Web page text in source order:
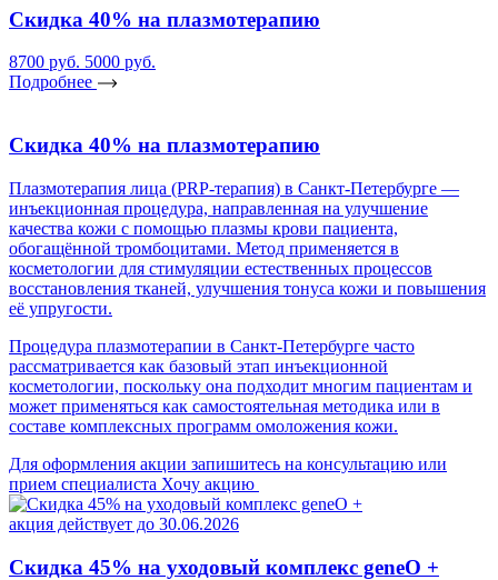
Скидка 40% на плазмотерапию
8700 руб. 5000 руб.
Подробнее
Скидка 40% на плазмотерапию
Плазмотерапия лица (PRP-терапия) в Санкт-Петербурге —
инъекционная процедура, направленная на улучшение
качества кожи с помощью плазмы крови пациента,
обогащённой тромбоцитами. Метод применяется в
косметологии для стимуляции естественных процессов
восстановления тканей, улучшения тонуса кожи и повышения
её упругости.
Процедура плазмотерапии в Санкт-Петербурге часто
рассматривается как базовый этап инъекционной
косметологии, поскольку она подходит многим пациентам и
может применяться как самостоятельная методика или в
составе комплексных программ омоложения кожи.
Для оформления акции запишитесь на консультацию или
прием специалиста Хочу акцию
акция действует до 30.06.2026
Скидка 45% на уходовый комплекс geneO +